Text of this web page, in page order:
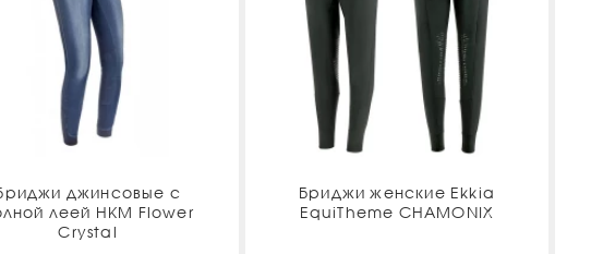
джинсовые с
леей HKM Flower
Crystal
Бриджи женские Ekkia
EquiTheme CHAMONIX